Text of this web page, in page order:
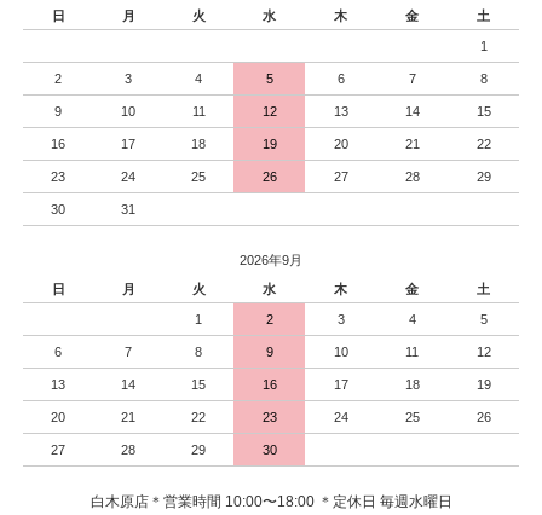
日
月 火 水 木 金 土
1
2 3 4 5 6 7 8
9 10 11 12 13 14 15
16 17 18 19 20 21 22
23 24 25 26 27 28 29
30 31
2026年9月
日
月 火 水 木 金 土
1 2 3 4 5
6 7 8 9 10 11 12
13 14 15 16 17 18 19
20 21 22 23 24 25 26
27 28 29 30
白木原店＊営業時間 10:00〜18:00 ＊定休日 毎週水曜日